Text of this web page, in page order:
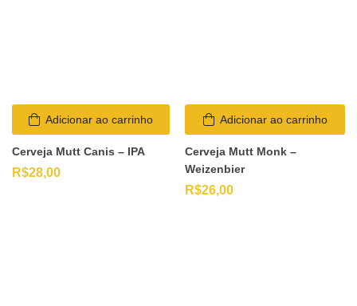
Adicionar ao carrinho
Cerveja Mutt Canis – IPA
R$28,00
Adicionar ao carrinho
Cerveja Mutt Monk –
Weizenbier
R$26,00